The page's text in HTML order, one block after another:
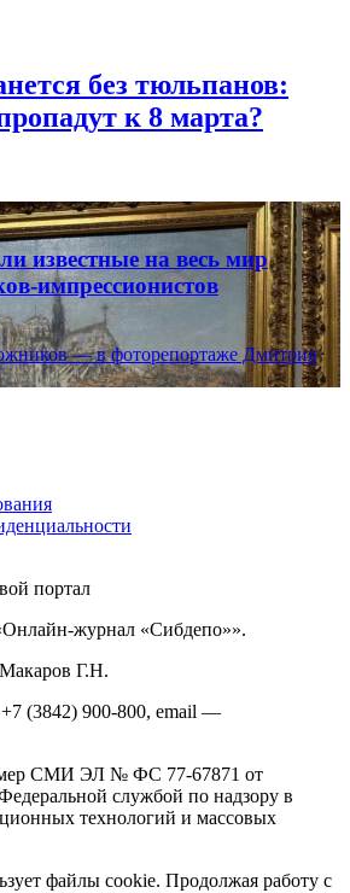
без тюльпанов:
к 8 марта?
известные на весь мир
импрессионистов
— в фоторепортаже Дмитрия
портал
журнал «Сибдепо»».
Г.Н.
(3842) 900-800, email —
СМИ ЭЛ № ФС 77-67871 от
службой по надзору в
технологий и массовых
файлы cookie. Продолжая работу с